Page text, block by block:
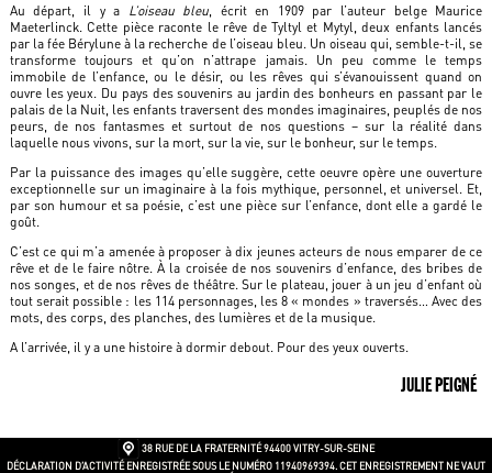
Au départ, il y a L’oiseau bleu , écrit en 1909 par l’auteur belge Maurice
Maeterlinck. Cette pièce raconte le rêve de Tyltyl et Mytyl, deux enfants lancés
par la fée Bérylune à la recherche de l’oiseau bleu. Un oiseau qui, semble-t-il, se
transforme toujours et qu’on n’attrape jamais. Un peu comme le temps
immobile de l’enfance, ou le désir, ou les rêves qui s’évanouissent quand on
ouvre les yeux. Du pays des souvenirs au jardin des bonheurs en passant par le
palais de la Nuit, les enfants traversent des mondes imaginaires, peuplés de nos
peurs, de nos fantasmes et surtout de nos questions – sur la réalité dans
laquelle nous vivons, sur la mort, sur la vie, sur le bonheur, sur le temps.
Par la puissance des images qu’elle suggère, cette oeuvre opère une ouverture
exceptionnelle sur un imaginaire à la fois mythique, personnel, et universel. Et,
par son humour et sa poésie, c’est une pièce sur l’enfance, dont elle a gardé le
goût.
C’est ce qui m’a amenée à proposer à dix jeunes acteurs de nous emparer de ce
rêve et de le faire nôtre. À la croisée de nos souvenirs d’enfance, des bribes de
nos songes, et de nos rêves de théâtre. Sur le plateau, jouer à un jeu d’enfant où
tout serait possible : les 114 personnages, les 8 « mondes » traversés… Avec des
mots, des corps, des planches, des lumières et de la musique.
A l’arrivée, il y a une histoire à dormir debout. Pour des yeux ouverts.
JULIE PEIGNÉ
38 RUE DE LA FRATERNITÉ94400 VITRY-SUR-SEINE
DÉCLARATION D’ACTIVITÉ ENREGISTRÉE SOUS LE NUMÉRO 11940969394. CET ENREGISTREMENT NE VAUT